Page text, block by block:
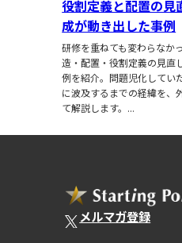
役割定義と配置の見
成が動き出した事例
研修を重ねても変わらなか
造・配置・役割定義の見直
例を紹介。問題児化してい
に波及するまでの経緯を、
て解説します。...
メルマガ登録